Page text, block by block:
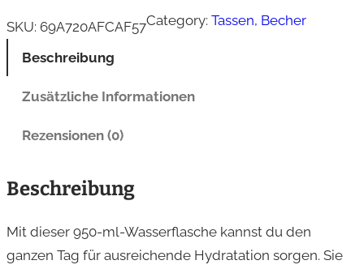
l
r
n
k
SKU: 69A720AFCAF57Category: Tassen, Becher
Beschreibung
Zusätzliche Informationen
Rezensionen (0)
Beschreibung
Mit dieser 950-ml-Wasserflasche kannst du den
ganzen Tag für ausreichende Hydratation sorgen. Sie